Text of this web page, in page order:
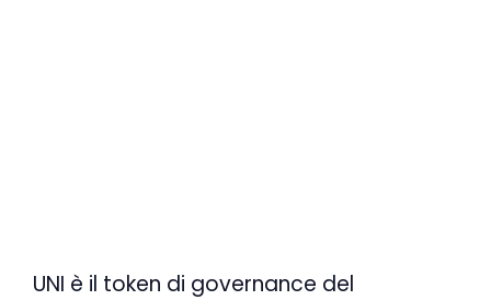
UNI è il token di governance del